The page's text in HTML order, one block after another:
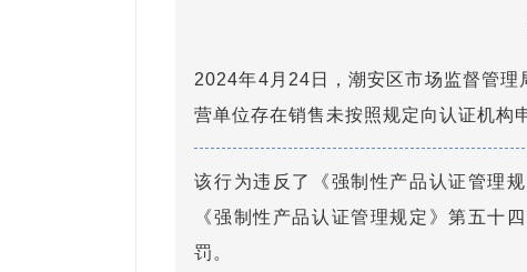
2024年4月24日，潮安区市场监督管
营单位存在销售未按照规定向认证机构
该行为违反了《强制性产品认证管理
《强制性产品认证管理规定》第五十
罚。